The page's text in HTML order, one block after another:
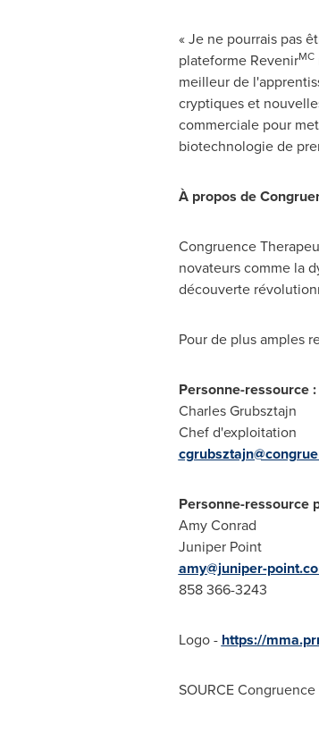
« Je ne pourrais pas
plateforme RevenirMC
meilleur de
cryptiques et
commerciale pour
biotechnologie de
À propos de
Congruence
novateurs comme la
découverte
Pour de plus amples
Personne-ressource :
Charles Grubsztajn
Chef d'exploitation
Personne-ressource
Amy Conrad
Juniper Point
amy@juniper-
858 366-3243
Logo - https://
SOURCE